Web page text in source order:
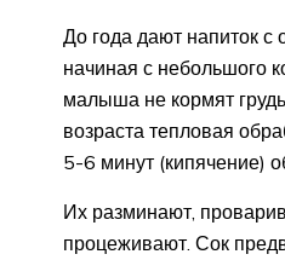
До года дают напиток с
начиная с небольшого
малыша не кормят
возраста тепловая
5-6 минут (кипячение)
Их разминают,
процеживают. Сок